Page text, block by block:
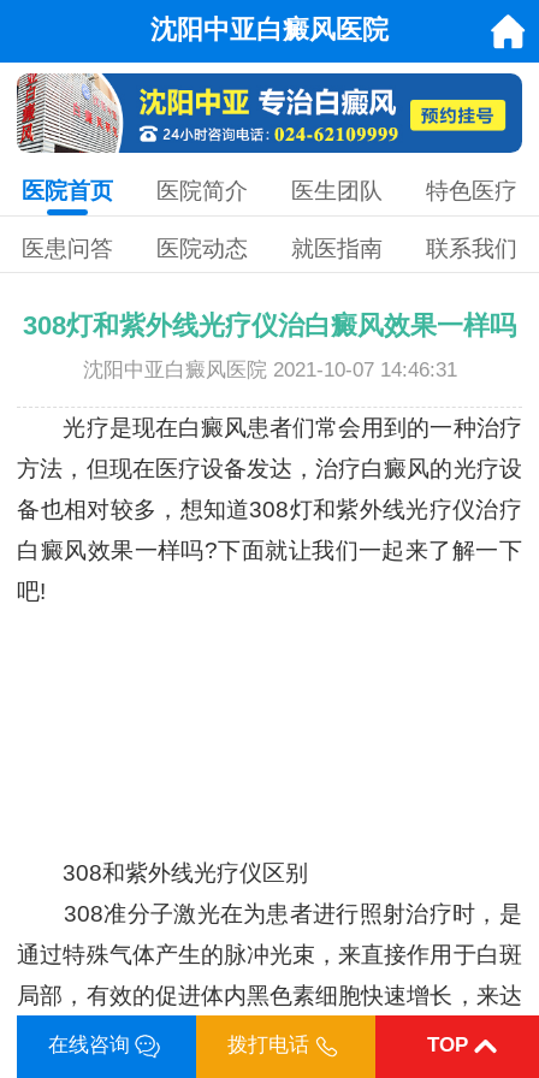
沈阳中亚白癜风医院
医院首页 医院简介 医生团队 特色医疗
医患问答 医院动态 就医指南 联系我们
308灯和紫外线光疗仪治白癜风效果一样吗
沈阳中亚白癜风医院 2021-10-07 14:46:31
光疗是现在白癜风患者们常会用到的一种治疗
方法，但现在医疗设备发达，治疗白癜风的光疗设
备也相对较多，想知道308灯和紫外线光疗仪治疗
白癜风效果一样吗?下面就让我们一起来了解一下
吧!
308和紫外线光疗仪区别
308准分子激光在为患者进行照射治疗时，是
通过特殊气体产生的脉冲光束，来直接作用于白斑
局部，有效的促进体内黑色素细胞快速增长，来达
到治疗白癜风的目的的。能量等级高、靶向性好，
在线咨询 拨打电话 TOP